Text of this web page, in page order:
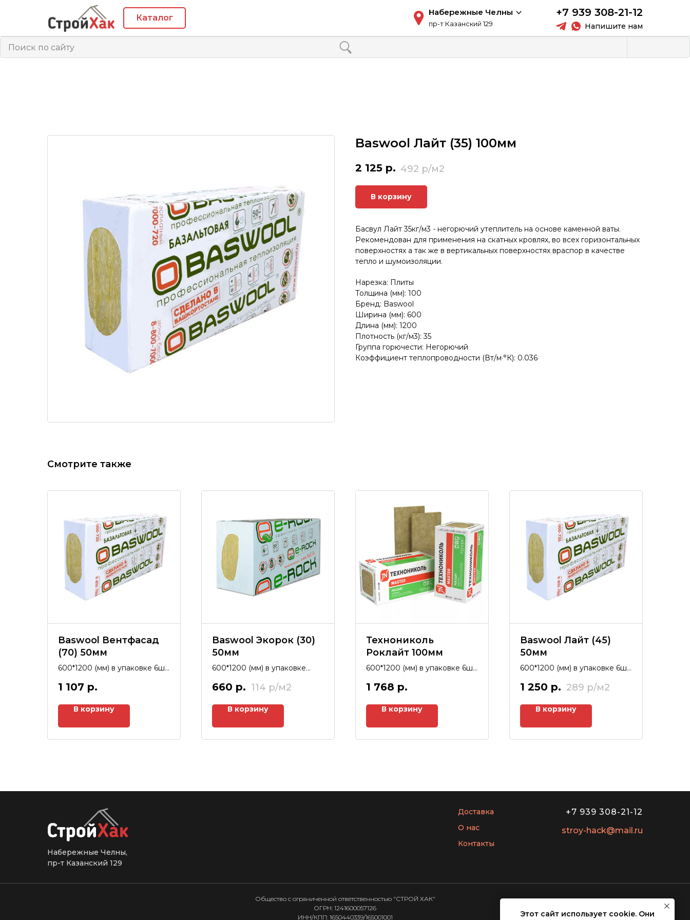
Каталог
пр-т Казанский 129
Набережные Челны +7 939 308-21-12
Напишите нам
Baswool Лайт (35) 100мм
2 125 р. 492
В корзину
Басвул Лайт 35кг/м3 - негорючий утеплитель на основе каменной ваты.
Рекомендован для применения на скатных кровлях, во всех горизонтальных
поверхностях а так же в вертикальных поверхностях враспор в качестве
тепло и шумоизоляции.
Нарезка: Плиты
Толщина (мм): 100
Бренд: Baswool
Ширина (мм): 600
Длина (мм): 1200
Плотность (кг/м3): 35
Группа горючести: Негорючий
Коэффициент теплопроводности (Вт/м·°К): 0.036
Смотрите также
Baswool Вентфасад
(70) 50мм
600*1200 (мм) в упаковке 6шт;
из каменной ваты.
1 107 р.
В корзину
Baswool Экорок (30)
50мм
600*1200 (мм) в упаковке
Утеплитель из каменной ваты.
660 р. 114
В корзину
Технониколь
Роклайт 100мм
600*1200 (мм) в упаковке 6шт;
из каменной ваты.
1 768 р.
В корзину
Baswool Лайт (45)
50мм
600*1200 (мм) в упаковке 6шт;
из каменной ваты.
1 250 р. 289
В корзину
Набережные Челны,
пр-т Казанский 129
Доставка
О нас
Контакты
+7 939 308-21-12
stroy-hack@mail.ru
Общество с ограниченной ответственностью "СТРОЙ ХАК"
ОГРН: 1241600057126
ИНН/КПП: 1650440339/165001001
Этот сайт использует cookie. Они